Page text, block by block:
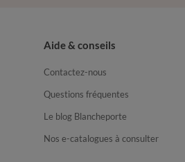
Aide & conseils
Contactez-nous
Questions fréquentes
Le blog Blancheporte
Nos e-catalogues à consulter